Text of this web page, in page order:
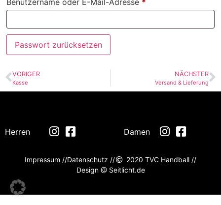
Passwort zurücksetzen
VORIGER
Kasse
NÄCHSTER
Versand & Lieferung
Herren Damen
Impressum //Datenschutz //
2020 TVC Handball //
Design @ Seitlicht.de